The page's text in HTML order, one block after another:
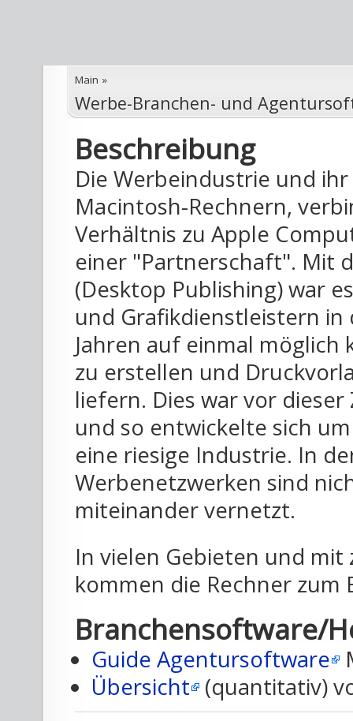
Main »
Werbe-Branchen- und
Beschreibung
Die Werbeindustrie und
Macintosh-Rechnern,
Verhältnis zu Apple
einer "Partnerschaft". Mit
(Desktop Publishing) war
und Grafikdienstleistern
Jahren auf einmal
zu erstellen und
liefern. Dies war vor
und so entwickelte sich
eine riesige Industrie. In
Werbenetzwerken sind
miteinander vernetzt.
In vielen Gebieten und
kommen die Rechner zum
Branchensoftware/
Guide Agentursoftware
Übersicht (quantitativ)